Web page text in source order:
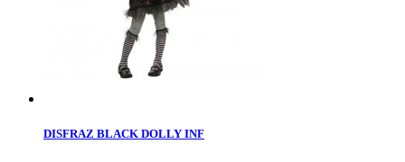
DISFRAZ BLACK DOLLY INF